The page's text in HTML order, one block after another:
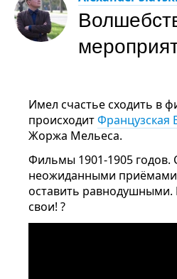
Имел счастье сходить в
происходитФранцузская
Жоржа Мельеса.
Фильмы 1901-1905 годов.
неожиданными
оставить равнодушными.
свои! ?